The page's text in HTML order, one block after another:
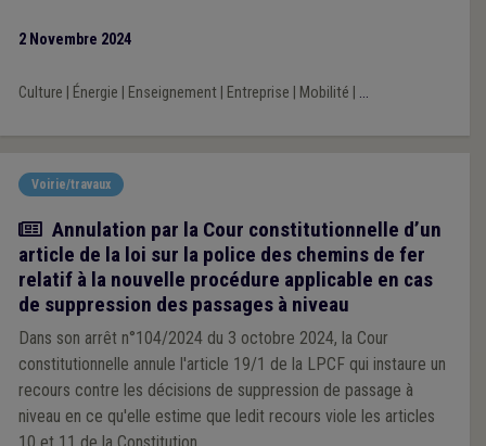
2 Novembre 2024
Culture Énergie Enseignement| Entreprise Mobilité ...
Voirie/travaux
Actualité
Annulation par la Cour constitutionnelle d’un
article de la loi sur la police des chemins de fer
relatif à la nouvelle procédure applicable en cas
de suppression des passages à niveau
Dans son arrêt n°104/2024 du 3 octobre 2024, la Cour
constitutionnelle annule l'article 19/1 de la LPCF qui instaure un
recours contre les décisions de suppression de passage à
niveau en ce qu'elle estime que ledit recours viole les articles